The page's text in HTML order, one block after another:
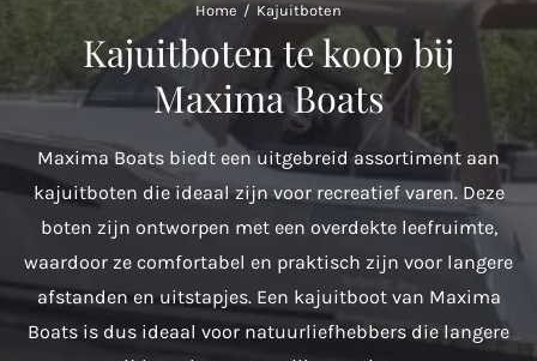
Maxima 640
Maxima 680 sport lounge
Maxima 800 sport
Maxima 740
Maxima 840
Maxima 800 cabin
Home / Kajuitboten
Kajuitboten te koop bij
Maxima Boats
Maxima Boats biedt een uitgebreid assortiment aan
kajuitboten die ideaal zijn voor recreatief varen. Deze
boten zijn ontworpen met een overdekte leefruimte,
waardoor ze comfortabel en praktisch zijn voor langere
afstanden en uitstapjes. Een kajuitboot van Maxima
Boats is dus ideaal voor natuurliefhebbers die langere